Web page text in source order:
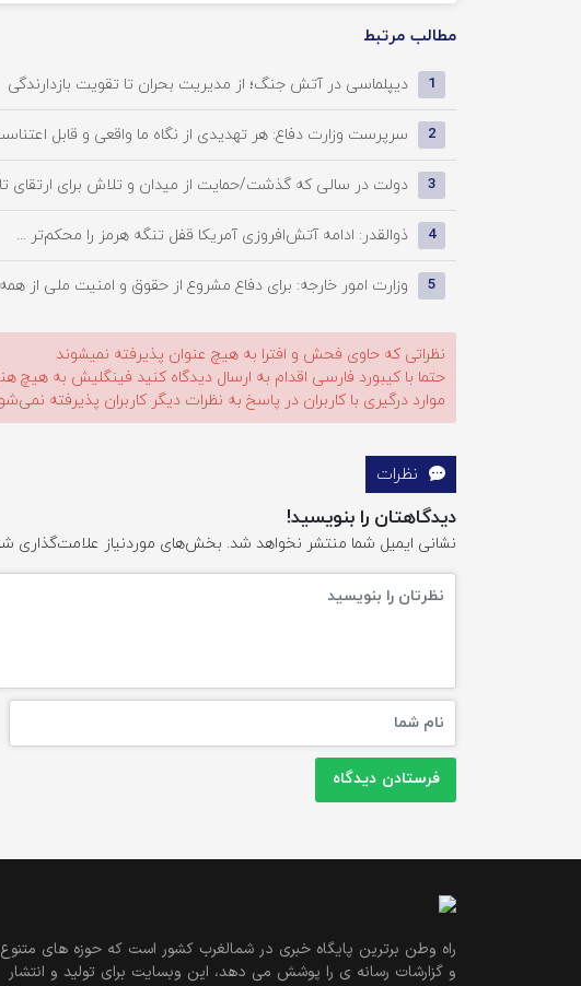
مطالب مرتبط
1 دیپلماسی در آتش جنگ؛ از مدیریت بحران تا تقویت بازدارندگی
2 سرپرست وزارت دفاع: هر تهدیدی از نگاه ما واقعی و قابل
3 دولت در سالی که گذشت/حمایت از میدان و تلاش برای ارتقای
4 ذوالقدر: ادامه آتش‌افروزی آمریکا قفل تنگه هرمز را محکم‌تر ...
5 وزارت امور خارجه: برای دفاع مشروع از حقوق و امنیت ملی از
نظراتی که حاوی فحش و افترا به هیچ عنوان پذیرفته نمیشوند
حتما با کیبورد فارسی اقدام به ارسال دیدگاه کنید فینگلیش به هیچ
موارد درگیری با کاربران در پاسخ به نظرات دیگر کاربران پذیرفته
نظرات
دیدگاهتان را بنویسید!
نشانی ایمیل شما منتشر نخواهد شد. بخش‌های موردنیاز علامت‌گذاری
راه وطن برترین پایگاه خبری در شمالغرب کشور است که حوزه های
و گزارشات رسانه ی را پوشش می دهد، این وبسایت برای تولید و انتشار